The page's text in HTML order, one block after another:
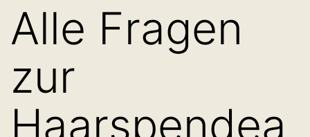
Alle Fragen
zur
Haarspendea